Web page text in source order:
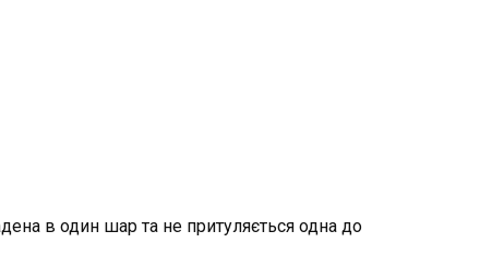
в один шар та не притуляється одна до